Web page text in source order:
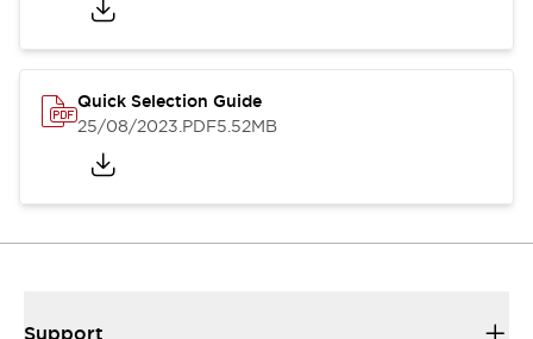
Quick Selection Guide
25/08/2023.PDF5.52MB
Support